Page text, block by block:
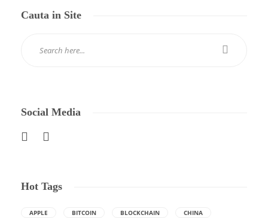
Cauta in Site
Social Media
Hot Tags
APPLE BITCOIN BLOCKCHAIN CHINA